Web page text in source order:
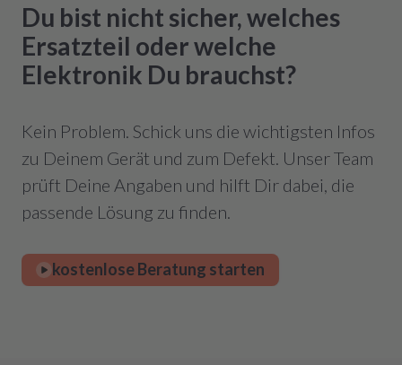
Du bist nicht sicher, welches
Ersatzteil oder welche
Elektronik Du brauchst?
Kein Problem. Schick uns die wichtigsten Infos
zu Deinem Gerät und zum Defekt. Unser Team
prüft Deine Angaben und hilft Dir dabei, die
passende Lösung zu finden.
kostenlose Beratung starten